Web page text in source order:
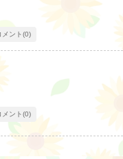
メント(0)
メント(0)